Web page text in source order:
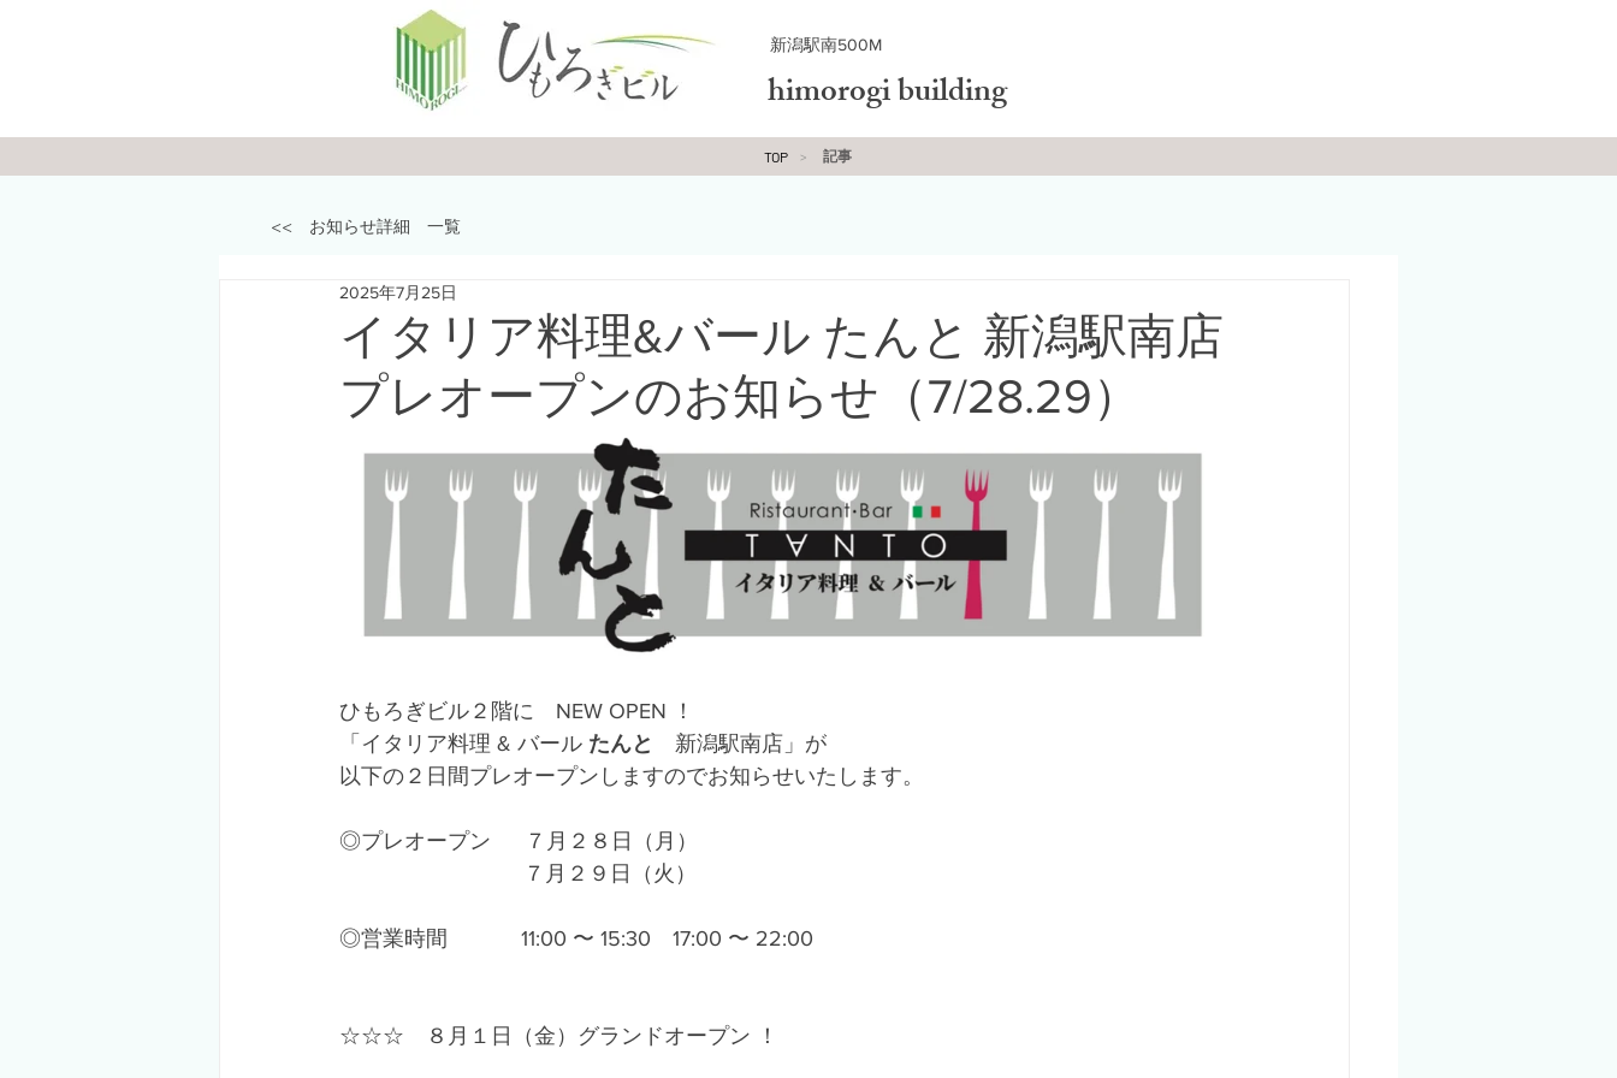
​新潟駅南500M
himorogi building
TOP > 記事
<< お知らせ詳細 一覧
イタリア料理&バール たんと 新潟駅南店
プレオープンのお知らせ（7/28.29）
2025年7月25日
ひもろぎビル２階に　NEW OPEN ！
「イタリア料理 & バール たんと
新潟駅南店」が
以下の２日間プレオープンしますのでお知らせいたします。
◎プレオープン　  ７月２８日（月）
７月２９日（火）
◎営業時間    　　 11:00 〜 15:30　17:00 〜 22:00
☆☆☆　８月１日（金）グランドオープン ！